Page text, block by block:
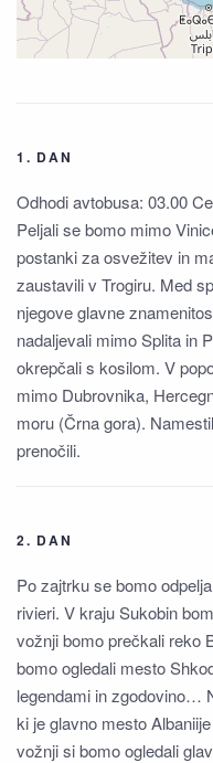
1. DAN
Odhodi avtobusa: 03.00
Peljali se bomo mimo
postanki za osvežitev in
zaustavili v Trogiru. Med
njegove glavne
nadaljevali mimo Splita in
okrepčali s kosilom. V
mimo Dubrovnika,
moru (Črna gora).
prenočili.
2. DAN
Po zajtrku se bomo
rivieri. V kraju Sukobin
vožnji bomo prečkali reko
bomo ogledali mesto
legendami in zgodovino…
ki je glavno mesto
vožnji si bomo ogledali